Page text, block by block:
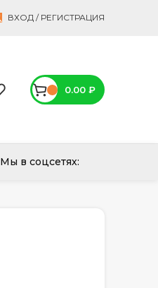
ВХОД / РЕГИСТРАЦИЯ
0.00 ₽
Мы в соцсетях: